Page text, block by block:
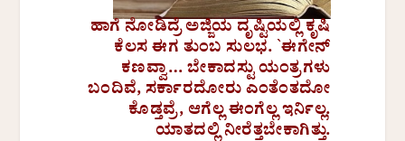
ಹಾಗೆ ನೋಡಿದ್ರೆ ಅಜ್ಜಿಯ ದೃಷ್ಟಿಯಲ್ಲಿ ಕೃಷಿ
ಕೆಲಸ ಈಗ ತುಂಬ ಸುಲಭ. `ಈಗೇನ್
ಕಣವ್ವಾ… ಬೇಕಾದಸ್ಟು ಯಂತ್ರಗಳು
ಬಂದಿವೆ, ಸರ್ಕಾರದೋರು ಎಂತೆಂತದೋ
ಕೊಡ್ತವ್ರೆ, ಆಗೆಲ್ಲ ಈಂಗೆಲ್ಲ ಇರ್ನಿಲ್ಲ.
ಯಾತದಲ್ಲಿ ನೀರೆತ್ತಬೇಕಾಗಿತ್ತು.